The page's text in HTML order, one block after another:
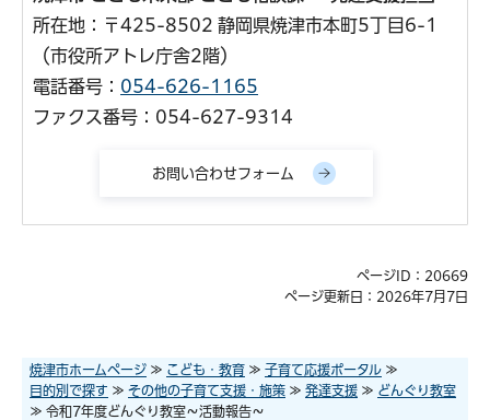
所在地：〒425-8502 静岡県焼津市本町5丁目6-1
（市役所アトレ庁舎2階）
電話番号： 054-626-1165
ファクス番号：054-627-9314
ページID：20669
ページ更新日：2026年7月7日
焼津市ホームページ ≫ こども・教育 ≫ 子育て応援ポータル ≫
目的別で探す ≫ その他の子育て支援・施策 ≫ 発達支援 ≫ どんぐり教室
≫ 令和7年度どんぐり教室～活動報告～